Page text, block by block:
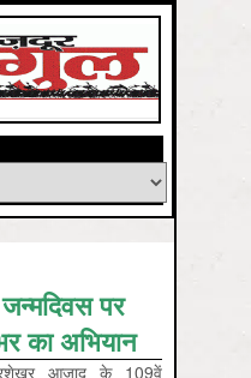
पर
का अभियान
आज़ाद के 109वें